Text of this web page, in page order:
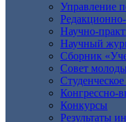
Управление
Научно-
Научный
Сборник
Совет
Конгрессно-
Конкурсы
Результаты